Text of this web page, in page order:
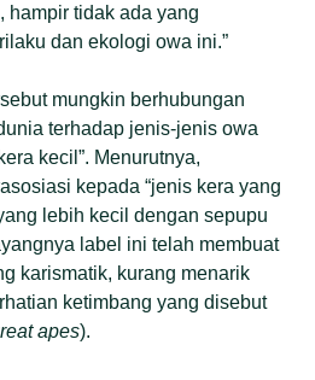
hampir tidak ada yang
dan ekologi owa ini.”
mungkin berhubungan
terhadap jenis-jenis owa
kecil”. Menurutnya,
kepada “jenis kera yang
lebih kecil dengan sepupu
label ini telah membuat
karismatik, kurang menarik
ketimbang yang disebut
apes).